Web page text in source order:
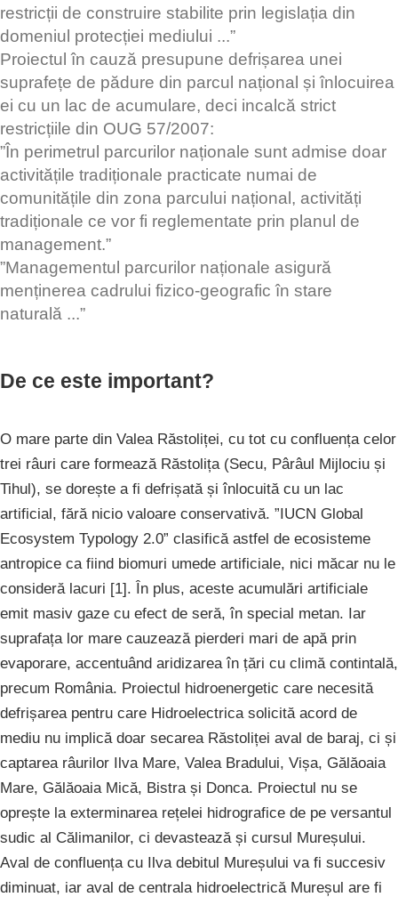
restricții de construire stabilite prin legislația din
domeniul protecției mediului ...”
Proiectul în cauză presupune defrișarea unei
suprafețe de pădure din parcul național și înlocuirea
ei cu un lac de acumulare, deci incalcă strict
restricțiile din OUG 57/2007:
”În perimetrul parcurilor naționale sunt admise doar
activitățile tradiționale practicate numai de
comunitățile din zona parcului național, activități
tradiționale ce vor fi reglementate prin planul de
management.”
”Managementul parcurilor naționale asigură
menținerea cadrului fizico-geografic în stare
naturală ...”
De ce este important?
O mare parte din Valea Răstoliței, cu tot cu confluența celor
trei râuri care formează Răstolița (Secu, Pârâul Mijlociu și
Tihul), se dorește a fi defrișată și înlocuită cu un lac
artificial, fără nicio valoare conservativă. ”IUCN Global
Ecosystem Typology 2.0” clasifică astfel de ecosisteme
antropice ca fiind biomuri umede artificiale, nici măcar nu le
consideră lacuri [1]. În plus, aceste acumulări artificiale
emit masiv gaze cu efect de seră, în special metan. Iar
suprafața lor mare cauzează pierderi mari de apă prin
evaporare, accentuând aridizarea în țări cu climă contintală,
precum România. Proiectul hidroenergetic care necesită
defrișarea pentru care Hidroelectrica solicită acord de
mediu nu implică doar secarea Răstoliței aval de baraj, ci și
captarea râurilor Ilva Mare, Valea Bradului, Vișa, Gălăoaia
Mare, Gălăoaia Mică, Bistra și Donca. Proiectul nu se
oprește la exterminarea rețelei hidrografice de pe versantul
sudic al Călimanilor, ci devastează și cursul Mureșului.
Aval de confluența cu Ilva debitul Mureșului va fi succesiv
diminuat, iar aval de centrala hidroelectrică Mureșul are fi